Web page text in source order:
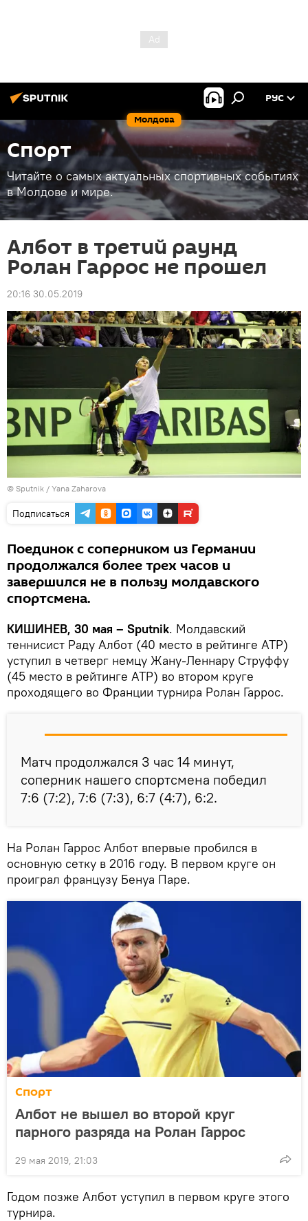
Молдова
РУС
Спорт
Читайте о самых актуальных спортивных событиях
в Молдове и мире.
Албот в третий раунд
Ролан Гаррос не прошел
20:16 30.05.2019
© Sputnik / Yana Zaharova
Подписаться
Поединок с соперником из Германии
продолжался более трех часов и
завершился не в пользу молдавского
спортсмена.
КИШИНЕВ, 30 мая – Sputnik. Молдавский
теннисист Раду Албот (40 место в рейтинге АТР)
уступил в четверг немцу Жану-Леннару Струффу
(45 место в рейтинге АТР) во втором круге
проходящего во Франции турнира Ролан Гаррос.
Матч продолжался 3 час 14 минут,
соперник нашего спортсмена победил
7:6 (7:2), 7:6 (7:3), 6:7 (4:7), 6:2.
На Ролан Гаррос Албот впервые пробился в
основную сетку в 2016 году. В первом круге он
проиграл французу Бенуа Паре.
Спорт
Албот не вышел во второй круг
парного разряда на Ролан Гаррос
29 мая 2019, 21:03
Годом позже Албот уступил в первом круге этого
турнира.